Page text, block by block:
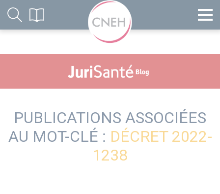
PUBLICATIONS ASSOCIÉES
AU MOT-CLÉ : DÉCRET 2022-
1238